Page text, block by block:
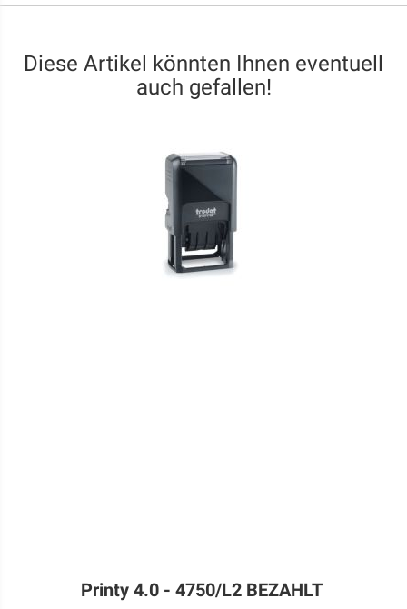
Diese Artikel könnten Ihnen eventuell
auch gefallen!
Printy 4.0 - 4750/L2 BEZAHLT